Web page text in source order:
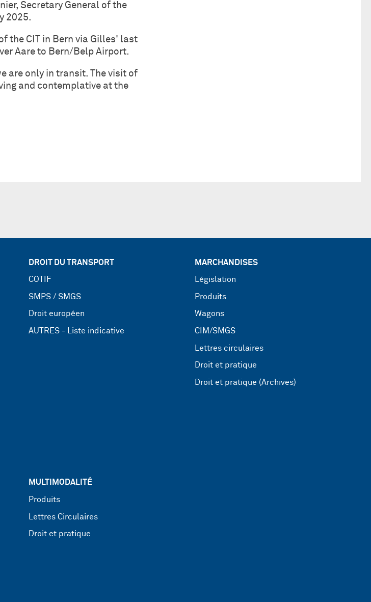
Secretary General of the
2025.
the CIT in Bern via Gilles' last
Aare to Bern/Belp Airport.
are only in transit. The visit of
and contemplative at the
DROIT DU TRANSPORT
COTIF
SMPS / SMGS
Droit européen
AUTRES - Liste indicative
MARCHANDISES
Législation
Produits
Wagons
CIM/SMGS
Lettres circulaires
Droit et pratique
Droit et pratique (Archives)
MULTIMODALITÉ
Produits
Lettres Circulaires
Droit et pratique